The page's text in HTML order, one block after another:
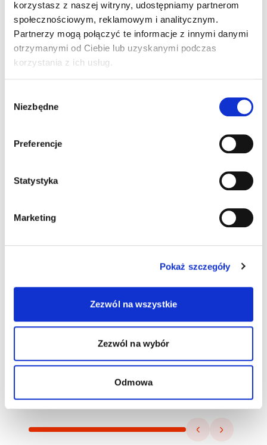
korzystasz z naszej witryny, udostępniamy partnerom
społecznościowym, reklamowym i analitycznym.
Partnerzy mogą połączyć te informacje z innymi danymi
otrzymanymi od Ciebie lub uzyskanymi podczas
korzystania z ich usług.
zgody
Niezbędne
Preferencje
Statystyka
Marketing
Pokaż szczegóły
Zezwól na wszystkie
Zezwól na wybór
Odmowa
tym ośrodku to jest zaprawdę zdumiewające. Bardzo
prosimy o pomoc, bym mógł lepiej się rozwijać .
Mama pragnie załatwić turnus rehabilitacyjny w
ośrodku nad jeziorem Białym, w Okunince. Mają tam